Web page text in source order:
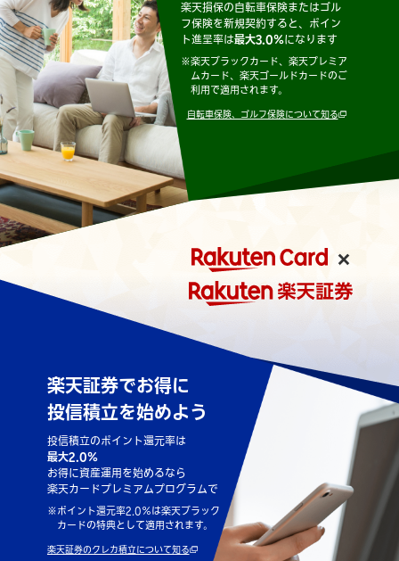
楽天損保の自転車保険またはゴル
フ保険を新規契約すると、ポイン
ト進呈率は最大3.0％になります
※楽天ブラックカード、楽天プレミア
ムカード、楽天ゴールドカードのご
利用で適用されます。
自転車保険、ゴルフ保険について知る
楽天証券でお得に
投信積立を始めよう
投信積立のポイント還元率は
最大2.0％
お得に資産運用を始めるなら
楽天カードプレミアムプログラムで
※ポイント還元率2.0％は楽天ブラック
カードの特典として適用されます。
楽天証券のクレカ積立について知る